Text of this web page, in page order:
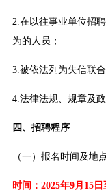
2.在以往事业单位招
为的人员；
3.被依法列为失信联
4.法律法规、规章及
四、招聘程序
（一）报名时间及地
时间：2025年9月15日